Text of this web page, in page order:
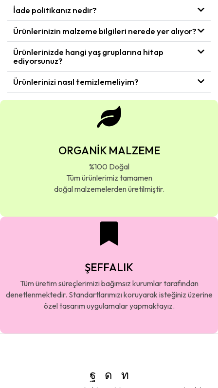
İade politikanız nedir?
Ürünlerinizin malzeme bilgileri nerede yer alıyor?
Ürünlerinizde hangi yaş gruplarına hitap
ediyorsunuz?
Ürünlerinizi nasıl temizlemeliyim?
ORGANİK MALZEME
%100 Doğal
Tüm ürünlerimiz tamamen
doğal malzemelerden üretilmiştir.
ŞEFFALIK
Tüm üretim süreçlerimizi bağımsız kurumlar tarafından
denetlenmektedir. Standartlarımızı koruyarak isteğiniz üzerine
özel tasarım uygulamalar yapmaktayız.